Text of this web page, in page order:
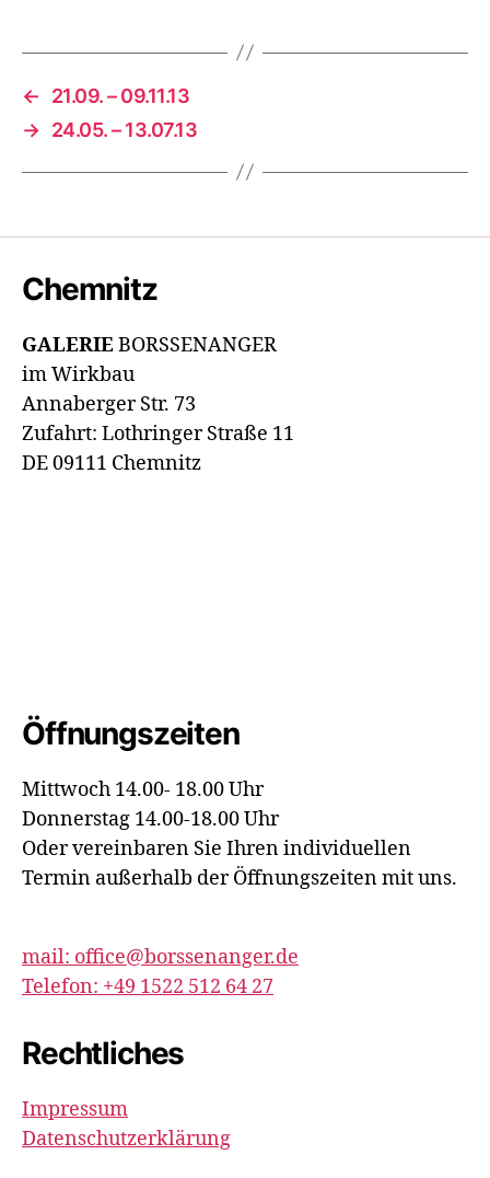
←
21.09. – 09.11.13
→ 24.05. – 13.07.13
Chemnitz
GALERIEBORSSENANGER
im Wirkbau
Annaberger Str. 73
Zufahrt: Lothringer Straße 11
DE 09111 Chemnitz
Öffnungszeiten
Mittwoch 14.00- 18.00 Uhr
Donnerstag 14.00-18.00 Uhr
Oder vereinbaren Sie Ihren individuellen
Termin außerhalb der Öffnungszeiten mit uns.
mail: office@borssenanger.de
Telefon: +49 1522 512 64 27
Rechtliches
Impressum
Datenschutzerklärung